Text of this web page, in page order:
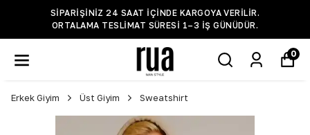
SIPARIŞINIZ 24 SAAT IÇINDE KARGOYA VERILIR.
ORTALAMA TESLIMAT SÜRESI 1–3 IŞ GÜNÜDÜR.
0
Erkek Giyim Üst Giyim Sweatshirt